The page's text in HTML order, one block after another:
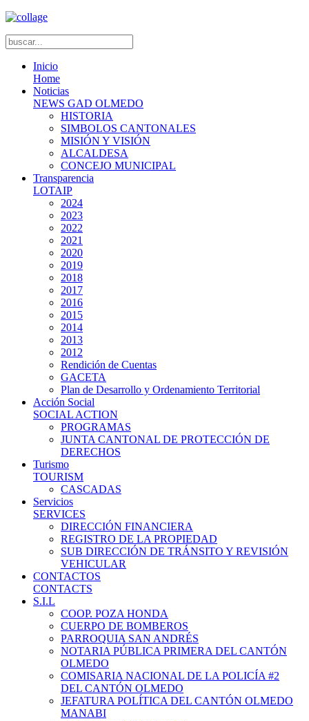
Inicio
Home
Noticias
NEWS GAD OLMEDO
HISTORIA
SIMBOLOS CANTONALES
MISIÓN Y VISIÓN
ALCALDESA
CONCEJO MUNICIPAL
Transparencia
LOTAIP
2024
2023
2022
2021
2020
2019
2018
2017
2016
2015
2014
2013
2012
Rendición de Cuentas
GACETA
Plan de Desarrollo y Ordenamiento Territorial
Acción Social
SOCIAL ACTION
PROGRAMAS
JUNTA CANTONAL DE PROTECCIÓN DE
DERECHOS
Turismo
TOURISM
CASCADAS
Servicios
SERVICES
DIRECCIÓN FINANCIERA
REGISTRO DE LA PROPIEDAD
SUB DIRECCIÓN DE TRÁNSITO Y REVISIÓN
VEHICULAR
CONTACTOS
CONTACTS
S.I.L
COOP. POZA HONDA
CUERPO DE BOMBEROS
PARROQUIA SAN ANDRÉS
NOTARIA PÚBLICA PRIMERA DEL CANTÓN
OLMEDO
COMISARIA NACIONAL DE LA POLICÍA #2
DEL CANTÓN OLMEDO
JEFATURA POLÍTICA DEL CANTÓN OLMEDO
MANABI